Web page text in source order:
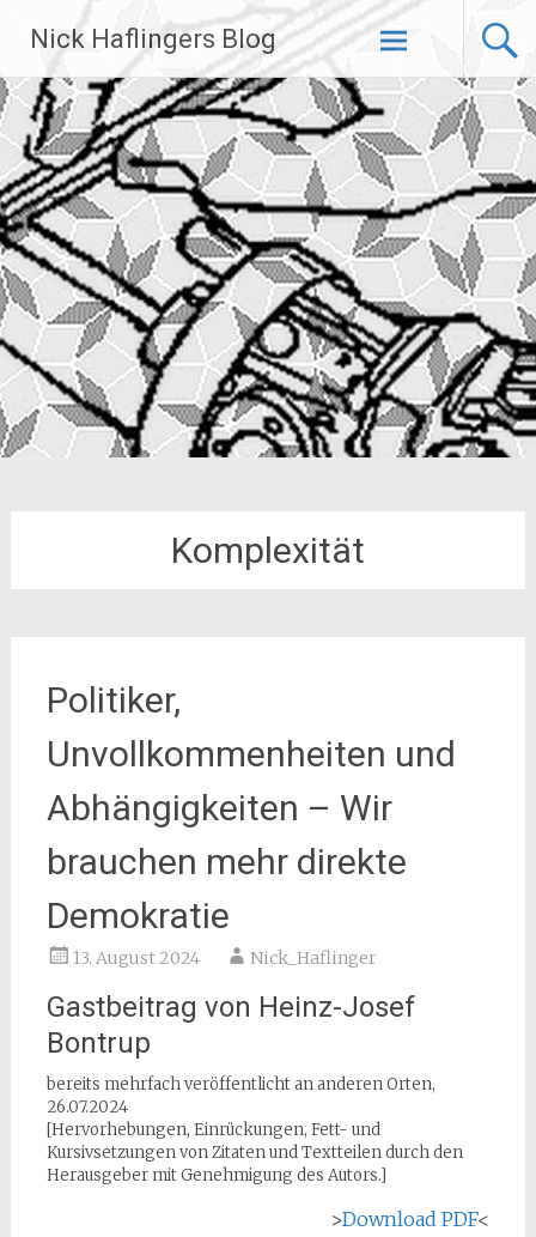
Inhalt
springen
Nick Haflingers Blog
Komplexität
Politiker,
Unvollkommenheiten und
Abhängigkeiten – Wir
brauchen mehr direkte
Demokratie
13. August 2024 Nick_Haflinger
Gastbeitrag von Heinz-Josef
Bontrup
bereits mehrfach veröffentlicht an anderen Orten,
26.07.2024
[Hervorhebungen, Einrückungen, Fett- und
Kursivsetzungen von Zitaten und Textteilen durch den
Herausgeber mit Genehmigung des Autors.]
>Download PDF<